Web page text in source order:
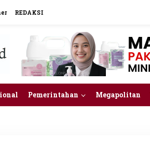
REDAKSI
Pemerintahan Megapolitan